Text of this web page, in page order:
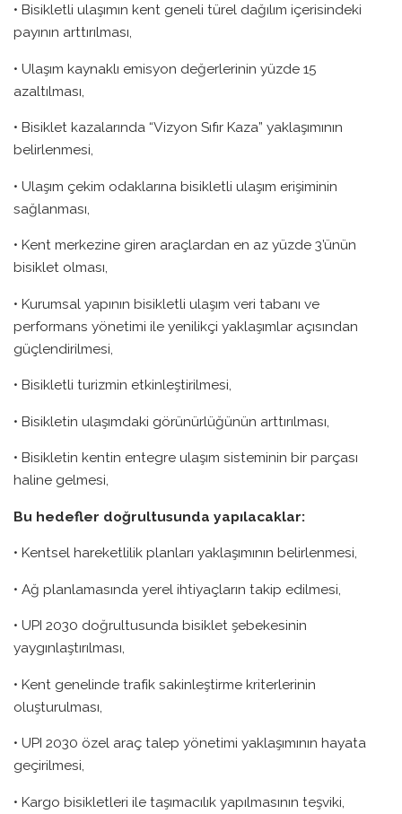
• Bisikletli ulaşımın kent geneli türel dağılım içerisindeki
payının arttırılması,
• Ulaşım kaynaklı emisyon değerlerinin yüzde 15
azaltılması,
• Bisiklet kazalarında “Vizyon Sıfır Kaza” yaklaşımının
belirlenmesi,
• Ulaşım çekim odaklarına bisikletli ulaşım erişiminin
sağlanması,
• Kent merkezine giren araçlardan en az yüzde 3’ünün
bisiklet olması,
• Kurumsal yapının bisikletli ulaşım veri tabanı ve
performans yönetimi ile yenilikçi yaklaşımlar açısından
güçlendirilmesi,
• Bisikletli turizmin etkinleştirilmesi,
• Bisikletin ulaşımdaki görünürlüğünün arttırılması,
• Bisikletin kentin entegre ulaşım sisteminin bir parçası
haline gelmesi,
Bu hedefler doğrultusunda yapılacaklar:
• Kentsel hareketlilik planları yaklaşımının belirlenmesi,
• Ağ planlamasında yerel ihtiyaçların takip edilmesi,
• UPI 2030 doğrultusunda bisiklet şebekesinin
yaygınlaştırılması,
• Kent genelinde trafik sakinleştirme kriterlerinin
oluşturulması,
• UPI 2030 özel araç talep yönetimi yaklaşımının hayata
geçirilmesi,
• Kargo bisikletleri ile taşımacılık yapılmasının teşviki,